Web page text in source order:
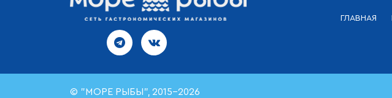
ГЛАВНАЯ
© "МОРЕ РЫБЫ", 2015-2026